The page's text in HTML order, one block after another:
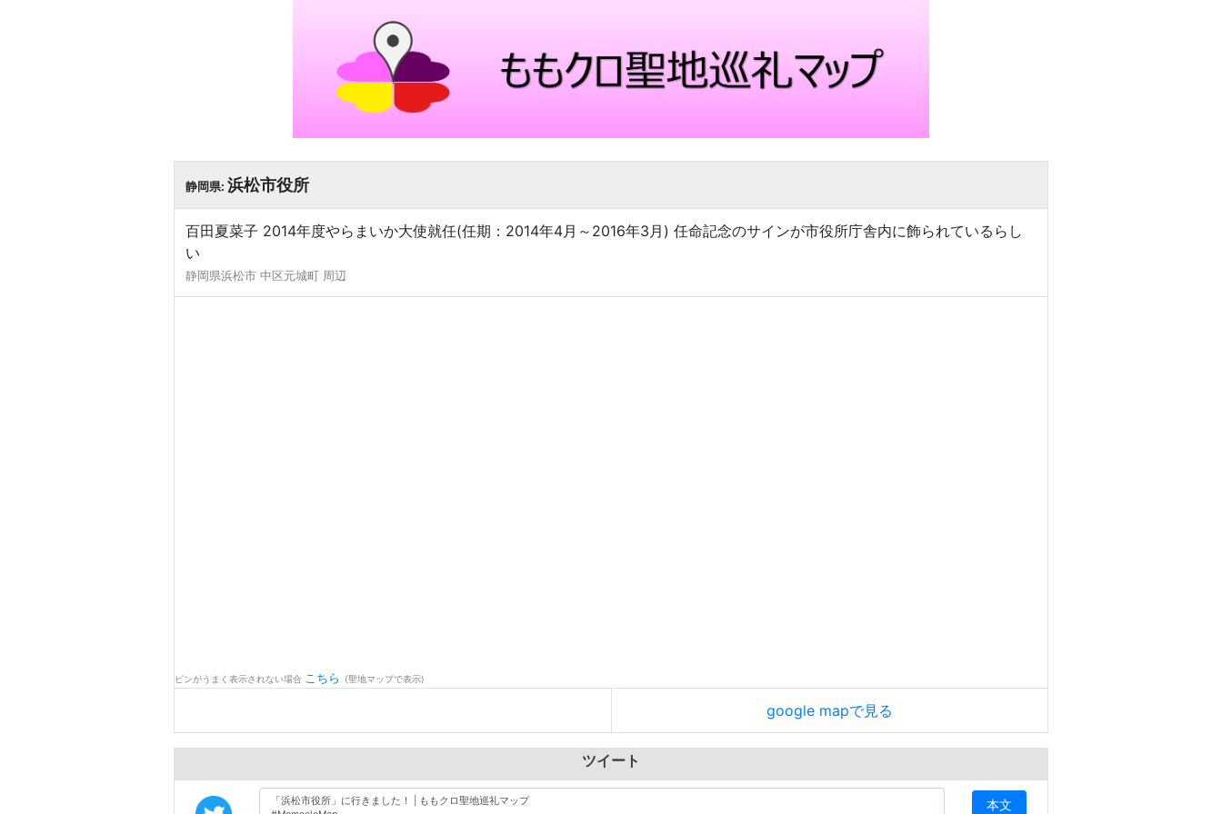
静岡県: 浜松市役所
百田夏菜子 2014年度やらまいか大使就任(任期：2014年4月～2016年3月) 任命記念のサインが市役所庁舎内に飾られているらし
い
静岡県浜松市 中区元城町 周辺
ピンがうまく表示されない場合 こちら (聖地マップで表示)
google mapで見る
ツイート
本文